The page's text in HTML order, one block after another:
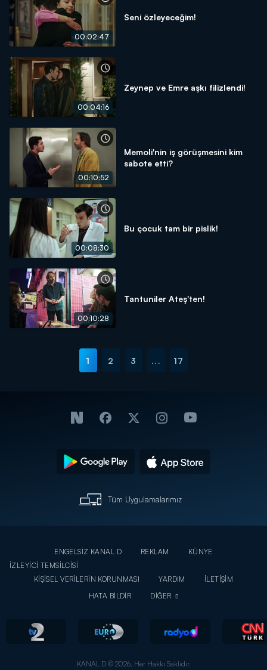
00:02:47
Seni özleyeceğim!
00:04:16
Zeynep ve Emre aşkı filizlendi!
00:10:52
Memoli'nin iş görüşmesini kim
sabote etti?
00:08:30
Bu çocuk tam bir pislik!
00:10:28
Tantuniler Ateş'ten!
1 2 3 ... 17
Tüm Uygulamalarımız
ENGELSİZ KANAL D REKLAM
KÜNYE
İZLEYİCİ TEMSİLCİSİ
KİŞİSEL VERİLERİN KORUNMASI
YARDIM
İLETİŞİM
HATA BİLDİR
DİĞER
KANAL D © 2026. Her Hakkı Saklıdır.